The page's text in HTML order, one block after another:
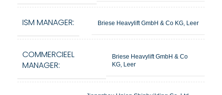
ISM MANAGER: Briese Heavylift GmbH & Co KG, Leer
COMMERCIEEL
MANAGER:
Briese Heavylift GmbH & Co
KG, Leer